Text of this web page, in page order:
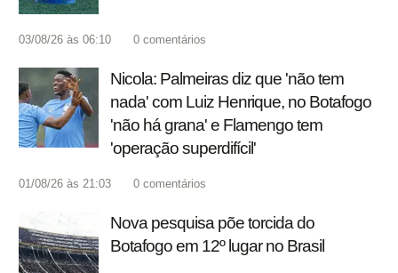
03/08/26 às 06:10 0 comentários
Nicola: Palmeiras diz que 'não tem
nada' com Luiz Henrique, no Botafogo
'não há grana' e Flamengo tem
'operação superdifícil'
01/08/26 às 21:03 0 comentários
Nova pesquisa põe torcida do
Botafogo em 12º lugar no Brasil